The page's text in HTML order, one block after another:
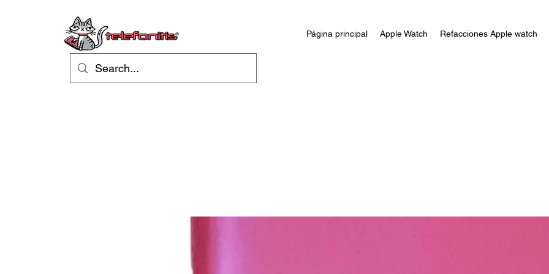
Página principal Apple Watch Refacciones Apple watch